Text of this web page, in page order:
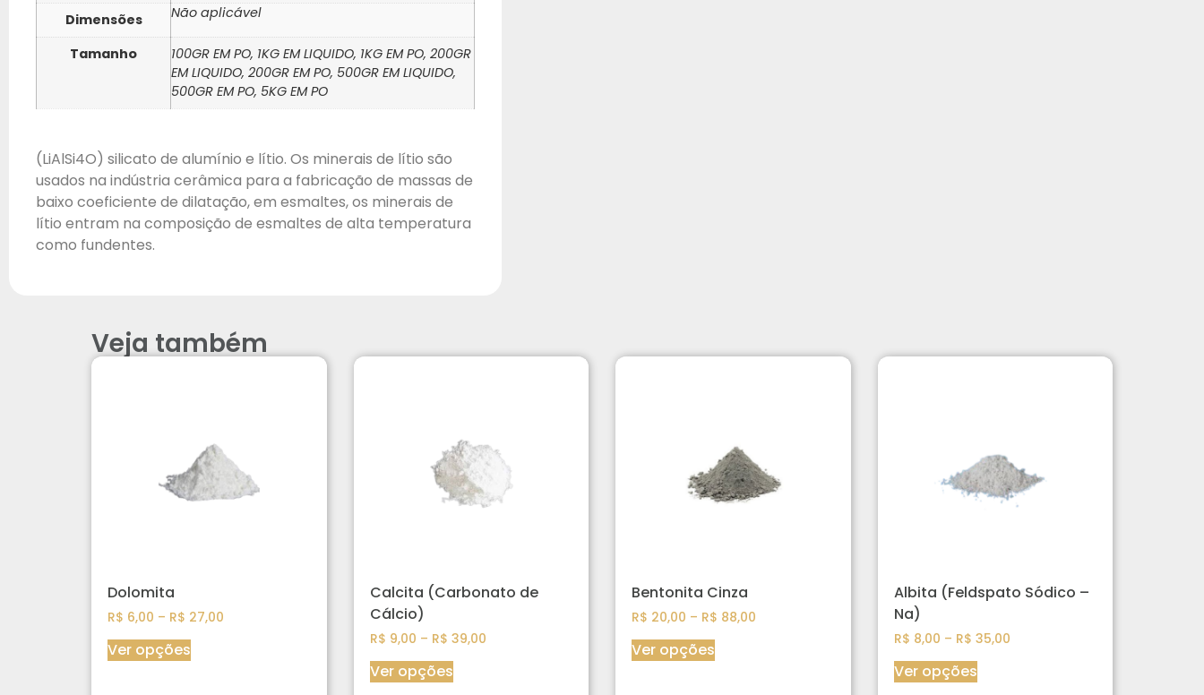
Dimensões Não aplicável
Tamanho
100GR EM PO, 1KG EM LIQUIDO, 1KG EM PO, 200GR
EM LIQUIDO, 200GR EM PO, 500GR EM LIQUIDO,
500GR EM PO, 5KG EM PO
(LiAlSi4O) silicato de alumínio e lítio. Os minerais de lítio são
usados na indústria cerâmica para a fabricação de massas de
baixo coeficiente de dilatação, em esmaltes, os minerais de
lítio entram na composição de esmaltes de alta temperatura
como fundentes.
Veja também
Dolomita
R$ 6,00 – R$ 27,00
Ver opções
Calcita (Carbonato de
Cálcio)
R$ 9,00 – R$ 39,00
Ver opções
Bentonita Cinza
R$ 20,00 – R$ 88,00
Ver opções
Albita (Feldspato Sódico –
Na)
R$ 8,00 – R$ 35,00
Ver opções